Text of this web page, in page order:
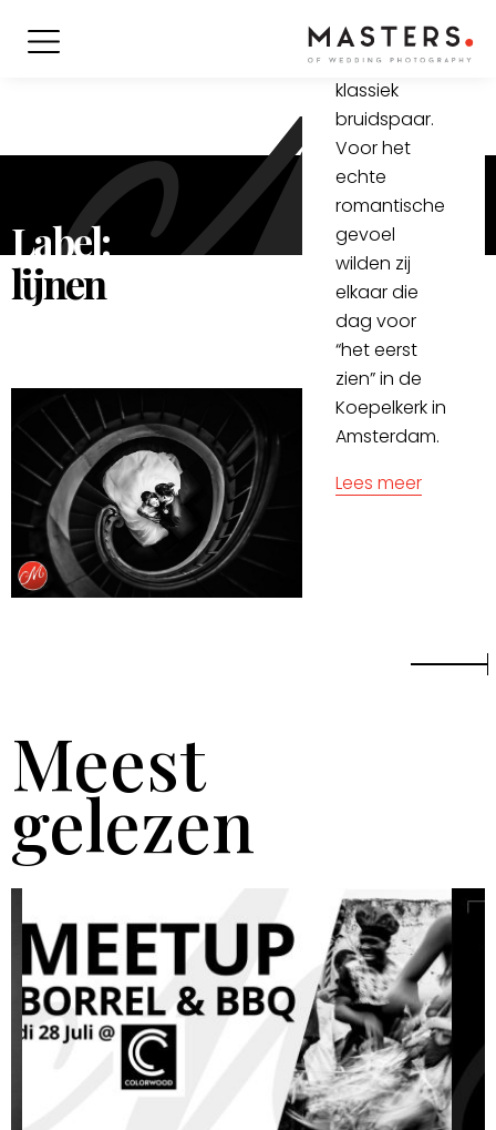
Label:
lijnen
komaf. Een
prachtig
klassiek
bruidspaar.
Voor het
echte
romantische
gevoel
wilden zij
elkaar die
dag voor
“het eerst
zien” in de
Koepelkerk in
Amsterdam.
Lees meer
Meest
gelezen